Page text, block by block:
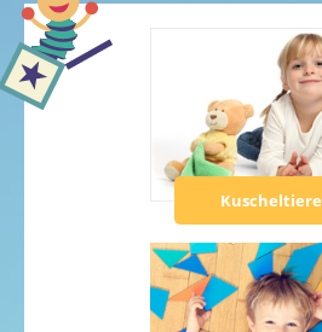
Kuscheltiere